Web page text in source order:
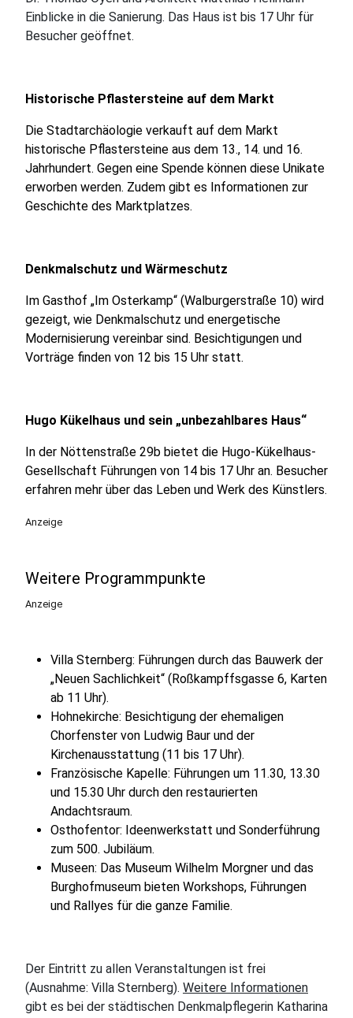
Einblicke in die Sanierung. Das Haus ist bis 17 Uhr für
Besucher geöffnet.
Historische Pflastersteine auf dem Markt
Die Stadtarchäologie verkauft auf dem Markt
historische Pflastersteine aus dem 13., 14. und 16.
Jahrhundert. Gegen eine Spende können diese Unikate
erworben werden. Zudem gibt es Informationen zur
Geschichte des Marktplatzes.
Denkmalschutz und Wärmeschutz
Im Gasthof „Im Osterkamp“ (Walburgerstraße 10) wird
gezeigt, wie Denkmalschutz und energetische
Modernisierung vereinbar sind. Besichtigungen und
Vorträge finden von 12 bis 15 Uhr statt.
Hugo Kükelhaus und sein „unbezahlbares Haus“
In der Nöttenstraße 29b bietet die Hugo-Kükelhaus-
Gesellschaft Führungen von 14 bis 17 Uhr an. Besucher
erfahren mehr über das Leben und Werk des Künstlers.
Anzeige
Weitere Programmpunkte
Anzeige
Villa Sternberg: Führungen durch das Bauwerk der
„Neuen Sachlichkeit“ (Roßkampffsgasse 6, Karten
ab 11 Uhr).
Hohnekirche: Besichtigung der ehemaligen
Chorfenster von Ludwig Baur und der
Kirchenausstattung (11 bis 17 Uhr).
Französische Kapelle: Führungen um 11.30, 13.30
und 15.30 Uhr durch den restaurierten
Andachtsraum.
Osthofentor: Ideenwerkstatt und Sonderführung
zum 500. Jubiläum.
Museen: Das Museum Wilhelm Morgner und das
Burghofmuseum bieten Workshops, Führungen
und Rallyes für die ganze Familie.
Der Eintritt zu allen Veranstaltungen ist frei
(Ausnahme: Villa Sternberg). Weitere Informationen
gibt es bei der städtischen Denkmalpflegerin Katharina